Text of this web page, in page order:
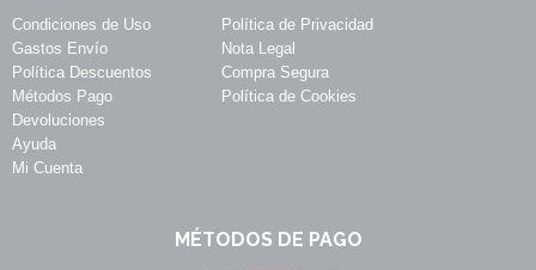
Condiciones de Uso
Gastos Envío
Política Descuentos
Métodos Pago
Devoluciones
Ayuda
Mi Cuenta
Política de Privacidad
Nota Legal
Compra Segura
Política de Cookies
MÉTODOS DE PAGO